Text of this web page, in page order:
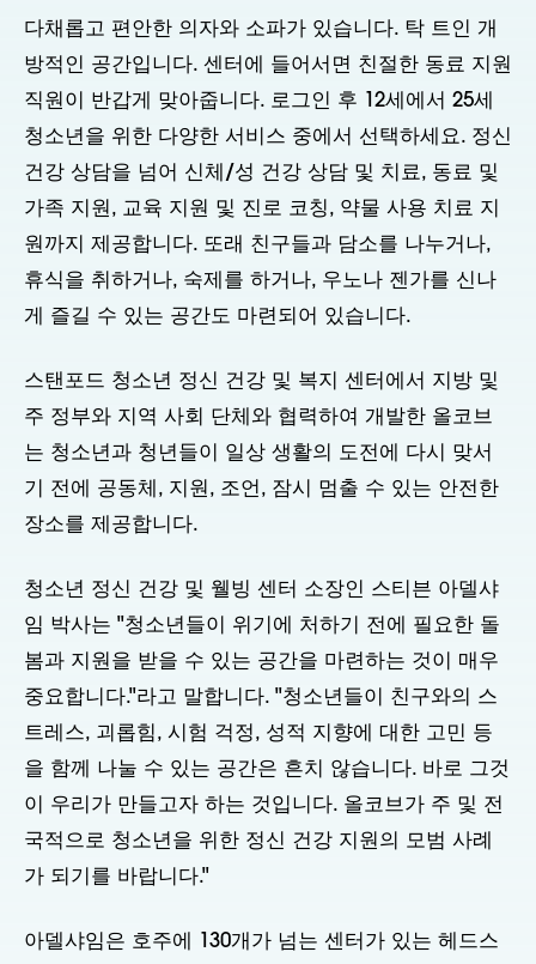
다채롭고 편안한 의자와 소파가 있습니다. 탁 트인 개
방적인 공간입니다. 센터에 들어서면 친절한 동료 지원
직원이 반갑게 맞아줍니다. 로그인 후 12세에서 25세
청소년을 위한 다양한 서비스 중에서 선택하세요. 정신
건강 상담을 넘어 신체/성 건강 상담 및 치료, 동료 및
가족 지원, 교육 지원 및 진로 코칭, 약물 사용 치료 지
원까지 제공합니다. 또래 친구들과 담소를 나누거나,
휴식을 취하거나, 숙제를 하거나, 우노나 젠가를 신나
게 즐길 수 있는 공간도 마련되어 있습니다.
스탠포드 청소년 정신 건강 및 복지 센터에서 지방 및
주 정부와 지역 사회 단체와 협력하여 개발한 올코브
는 청소년과 청년들이 일상 생활의 도전에 다시 맞서
기 전에 공동체, 지원, 조언, 잠시 멈출 수 있는 안전한
장소를 제공합니다.
청소년 정신 건강 및 웰빙 센터 소장인 스티븐 아델샤
임 박사는 "청소년들이 위기에 처하기 전에 필요한 돌
봄과 지원을 받을 수 있는 공간을 마련하는 것이 매우
중요합니다."라고 말합니다. "청소년들이 친구와의 스
트레스, 괴롭힘, 시험 걱정, 성적 지향에 대한 고민 등
을 함께 나눌 수 있는 공간은 흔치 않습니다. 바로 그것
이 우리가 만들고자 하는 것입니다. 올코브가 주 및 전
국적으로 청소년을 위한 정신 건강 지원의 모범 사례
가 되기를 바랍니다."
아델샤임은 호주에 130개가 넘는 센터가 있는 헤드스